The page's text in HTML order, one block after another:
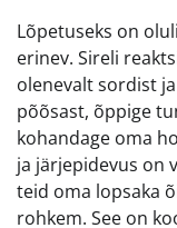
Lõpetuseks on
erinev. Sireli
olenevalt sordist
põõsast, õppige
kohandage oma
ja järjepidevus on
teid oma lopsaka
rohkem. See on